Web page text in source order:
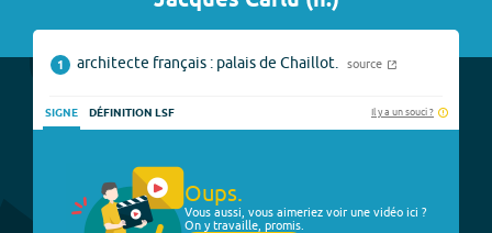
1 architecte français : palais de Chaillot. source
SIGNE DÉFINITION LSF Il y a un souci ?
Oups.
Vous aussi, vous aimeriez voir une vidéo ici ?
On y travaille, promis.